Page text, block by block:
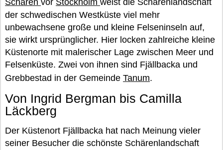
Schären vor Stockholm weist die Schärenlandschaft
der schwedischen Westküste viel mehr
unbewachsene große und kleine Felseninseln auf,
sie wirkt ursprünglicher. Hier locken zahlreiche kleine
Küstenorte mit malerischer Lage zwischen Meer und
Felsenküste. Zwei von ihnen sind Fjällbacka und
Grebbestad in der Gemeinde Tanum.
Von Ingrid Bergman bis Camilla
Läckberg
Der Küstenort Fjällbacka hat nach Meinung vieler
seiner Besucher die schönste Schärenlandschaft